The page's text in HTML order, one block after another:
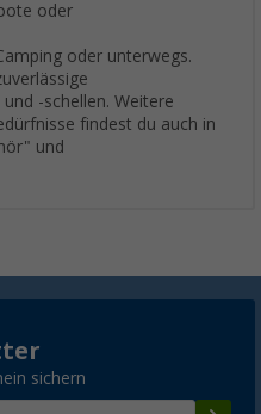
oder
oder unterwegs.
-schellen. Weitere
findest du auch in
und
sichern